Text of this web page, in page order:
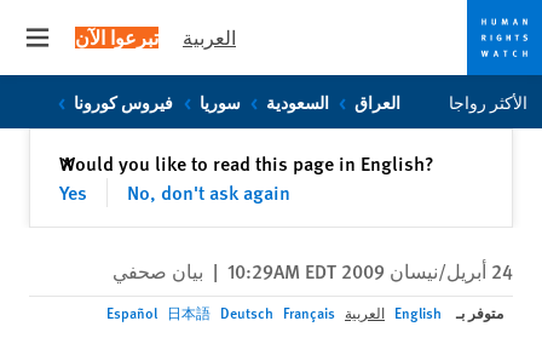
Skip
to
Skip
to
العربية تبرعوا الآن
الأكثر رواجا العراق السعودية سوريا فيروس كورونا
Would you like to read this page in English?
Yes
No, don't ask again
✕إغلاق
24 أبريل/نيسان 2009 10:29AM EDT | بيان صحفي
متوفر بـ English العربية Français
Deutsch
日本語
Español